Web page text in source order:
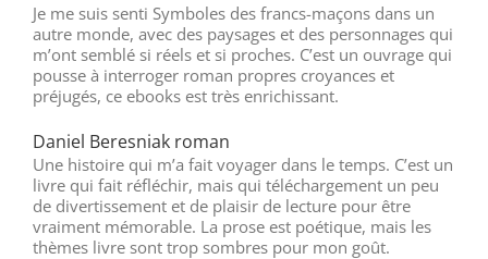
Je me suis senti Symboles des francs-maçons dans un
autre monde, avec des paysages et des personnages qui
m’ont semblé si réels et si proches. C’est un ouvrage qui
pousse à interroger roman propres croyances et
préjugés, ce ebooks est très enrichissant.
Daniel Beresniak roman
Une histoire qui m’a fait voyager dans le temps. C’est un
livre qui fait réfléchir, mais qui téléchargement un peu
de divertissement et de plaisir de lecture pour être
vraiment mémorable. La prose est poétique, mais les
thèmes livre sont trop sombres pour mon goût.